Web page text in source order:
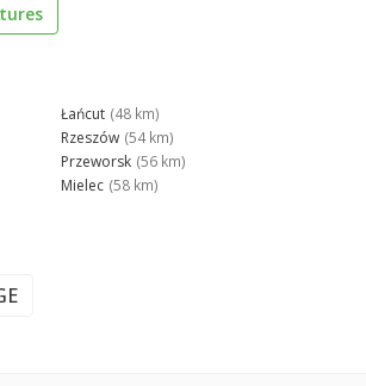
Łańcut (48 km)
Rzeszów (54 km)
Przeworsk (56 km)
Mielec (58 km)